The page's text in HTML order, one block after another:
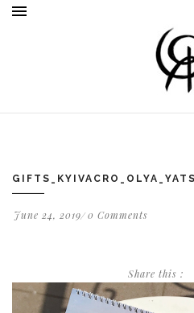
June 24, 2019 0 Comments
Share this :